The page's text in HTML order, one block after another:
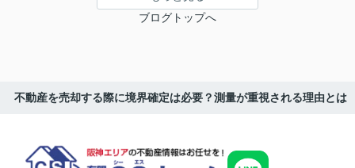
ブログトップへ
不動産を売却する際に境界確定は必要？測量が重視される理由とは